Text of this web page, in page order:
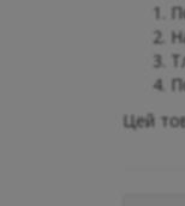
Цей